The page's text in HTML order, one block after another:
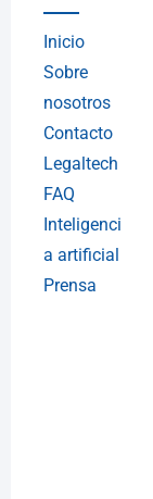
Inicio
Sobre
nosotros
Contacto
Legaltech
FAQ
Inteligenci
a artificial
Prensa